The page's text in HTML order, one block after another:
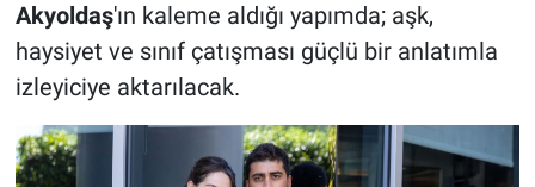
Akyoldaş'ın kaleme aldığı yapımda; aşk,
haysiyet ve sınıf çatışması güçlü bir anlatımla
izleyiciye aktarılacak.